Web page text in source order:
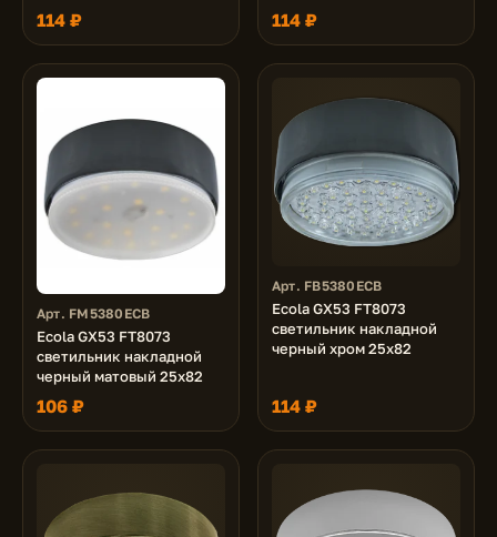
114 ₽ 114 ₽
Арт. FM5380ECB
Ecola GX53 FT8073
светильник накладной
черный матовый 25x82
106 ₽
Арт. FB5380ECB
Ecola GX53 FT8073
светильник накладной
черный хром 25x82
114 ₽